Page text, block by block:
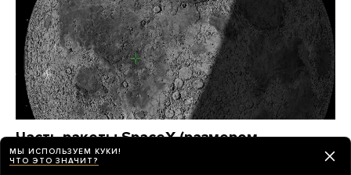
Часть ракеты SpaceX (размером
с автобус!) целый год дрейфовала
МЫ ИСПОЛЬЗУЕМ КУКИ!
ЧТО ЭТО ЗНАЧИТ?